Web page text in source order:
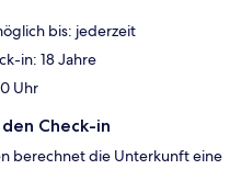
bis: jederzeit
in: 18 Jahre
Uhr
Check-in
berechnet die Unterkunft eine